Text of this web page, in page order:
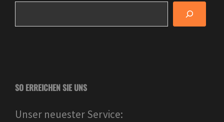
SO ERREICHEN SIE UNS
Unser neuester Service: